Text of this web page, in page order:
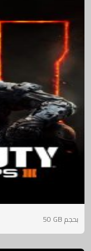
50 GB بحجم